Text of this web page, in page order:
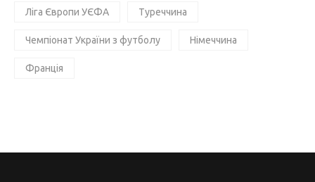
Ліга Європи УЄФА Туреччина
Чемпіонат України з футболу Німеччина
Франція